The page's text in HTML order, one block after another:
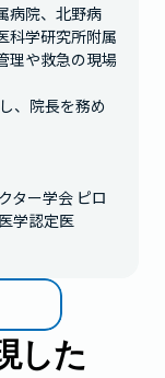
病院、北野病
科学研究所附属
理や救急の現場
、院長を務め
ター学会 ピロ
学認定医
した